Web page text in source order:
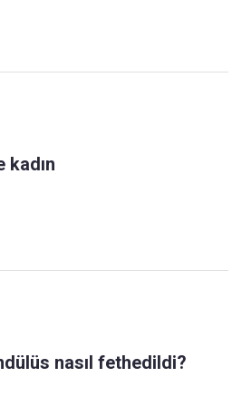
kadın
nasıl fethedildi?